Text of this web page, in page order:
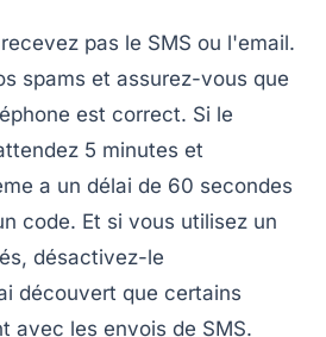
pas le SMS ou l'email.
spams et assurez-vous que
est correct. Si le
5 minutes et
a un délai de 60 secondes
code. Et si vous utilisez un
désactivez-le
découvert que certains
avec les envois de SMS.